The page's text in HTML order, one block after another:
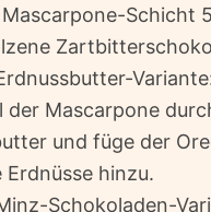
Mascarpone-Schicht
der Mascarpone
und füge der
Erdnüsse hinzu.
Schokoladen-